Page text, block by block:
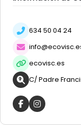
634 50 04 24
ecovisc.es
C/ Padre